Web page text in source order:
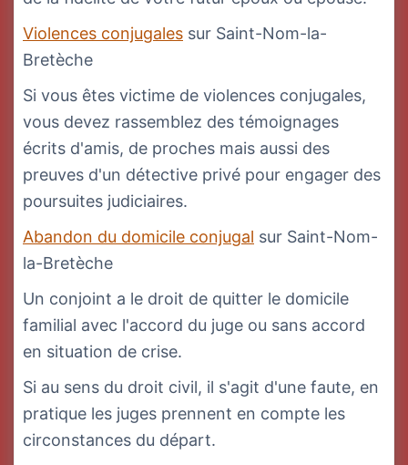
Violences conjugales sur Saint-Nom-la-
Bretèche
Si vous êtes victime de violences conjugales,
vous devez rassemblez des témoignages
écrits d'amis, de proches mais aussi des
preuves d'un détective privé pour engager des
poursuites judiciaires.
Abandon du domicile conjugal sur Saint-Nom-
la-Bretèche
Un conjoint a le droit de quitter le domicile
familial avec l'accord du juge ou sans accord
en situation de crise.
Si au sens du droit civil, il s'agit d'une faute, en
pratique les juges prennent en compte les
circonstances du départ.